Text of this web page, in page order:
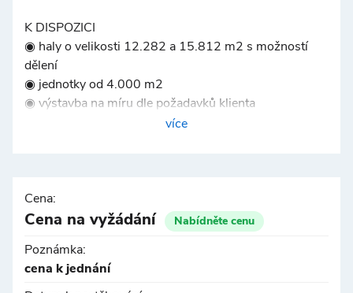
K DISPOZICI
◉ haly o velikosti 12.282 a 15.812 m2 s možností
dělení
◉ jednotky od 4.000 m2
◉ výstavba na míru dle požadavků klienta
◉ nosnost podlah min. 5t/m2
◉ 110 KV, vhodné pro výrobu
◉ instalace fotovoltaických panelů s možností využití
el. energie v rámci areálu
více
Cena:
Cena na vyžádání Nabídněte cenu
Poznámka:
cena k jednání